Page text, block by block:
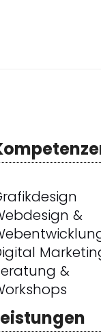
&
&
den
wichtiger
(SEO).
mit
einer